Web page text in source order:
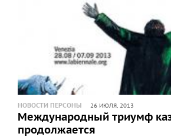
НОВОСТИ ПЕРСОНЫ 26 ИЮЛЯ, 2013
Международный триумф
продолжается